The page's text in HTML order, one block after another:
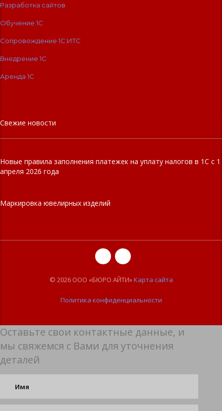
Разработка сайтов
Обучение 1С
Сопровождение 1C:ИТС
Внедрение 1С
Аренда 1С
Свежие новости
Новые правила заполнения платежек на уплату налогов в 1С с 1
апреля 2026 года
Маркировка ювелирных изделий
© 2026 ООО «БЮРО АЙТИ»Карта сайта
Политика конфиденциальности
Оставьте свои контактные данные, и
мы свяжемся с Вами для уточнения
деталей